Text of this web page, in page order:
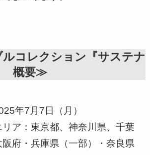
コレクション『サステナ
概要≫
年7月7日（月）
ア：東京都、神奈川県、千葉
府・兵庫県（一部）・奈良県